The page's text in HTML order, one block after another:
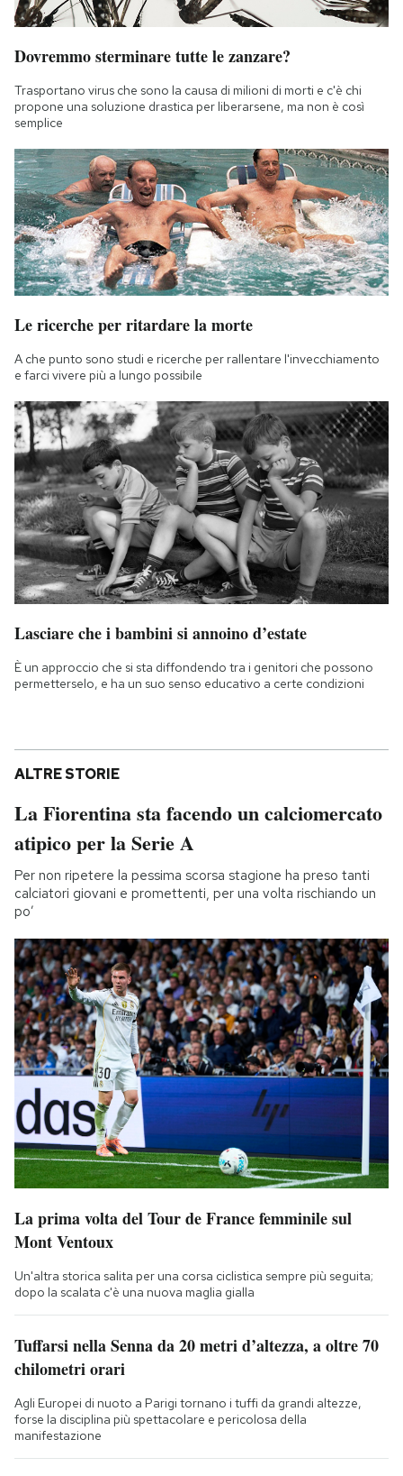
Dovremmo sterminare tutte le zanzare?
Trasportano virus che sono la causa di milioni di morti e c'è chi
propone una soluzione drastica per liberarsene, ma non è così
semplice
Le ricerche per ritardare la morte
A che punto sono studi e ricerche per rallentare l'invecchiamento
e farci vivere più a lungo possibile
Lasciare che i bambini si annoino d’estate
È un approccio che si sta diffondendo tra i genitori che possono
permetterselo, e ha un suo senso educativo a certe condizioni
ALTRE STORIE
La Fiorentina sta facendo un calciomercato
atipico per la Serie A
Per non ripetere la pessima scorsa stagione ha preso tanti
calciatori giovani e promettenti, per una volta rischiando un
po’
La prima volta del Tour de France femminile sul
Mont Ventoux
Un'altra storica salita per una corsa ciclistica sempre più seguita;
dopo la scalata c'è una nuova maglia gialla
Tuffarsi nella Senna da 20 metri d’altezza, a oltre 70
chilometri orari
Agli Europei di nuoto a Parigi tornano i tuffi da grandi altezze,
forse la disciplina più spettacolare e pericolosa della
manifestazione